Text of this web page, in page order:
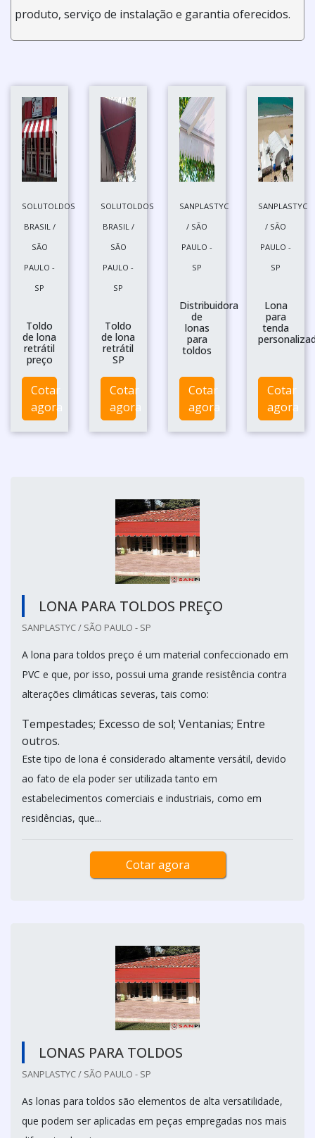
produto, serviço de instalação e garantia oferecidos.
SOLUTOLDOS
BRASIL /
SÃO
PAULO -
SP
Toldo
de lona
retrátil
preço
Cotar
agora
SOLUTOLDOS
BRASIL /
SÃO
PAULO -
SP
Toldo
de lona
retrátil
SP
Cotar
agora
SANPLASTYC
/ SÃO
PAULO -
SP
Distribuidora
de
lonas
para
toldos
Cotar
agora
SANPLASTYC
/ SÃO
PAULO -
SP
Lona
para
tenda
Cotar
agora
LONA PARA TOLDOS PREÇO
SANPLASTYC / SÃO PAULO - SP
A lona para toldos preço é um material confeccionado em
PVC e que, por isso, possui uma grande resistência contra
alterações climáticas severas, tais como:
Tempestades; Excesso de sol; Ventanias; Entre
outros.
Este tipo de lona é considerado altamente versátil, devido
ao fato de ela poder ser utilizada tanto em
estabelecimentos comerciais e industriais, como em
residências, que...
Cotar agora
LONAS PARA TOLDOS
SANPLASTYC / SÃO PAULO - SP
As lonas para toldos são elementos de alta versatilidade,
que podem ser aplicadas em peças empregadas nos mais